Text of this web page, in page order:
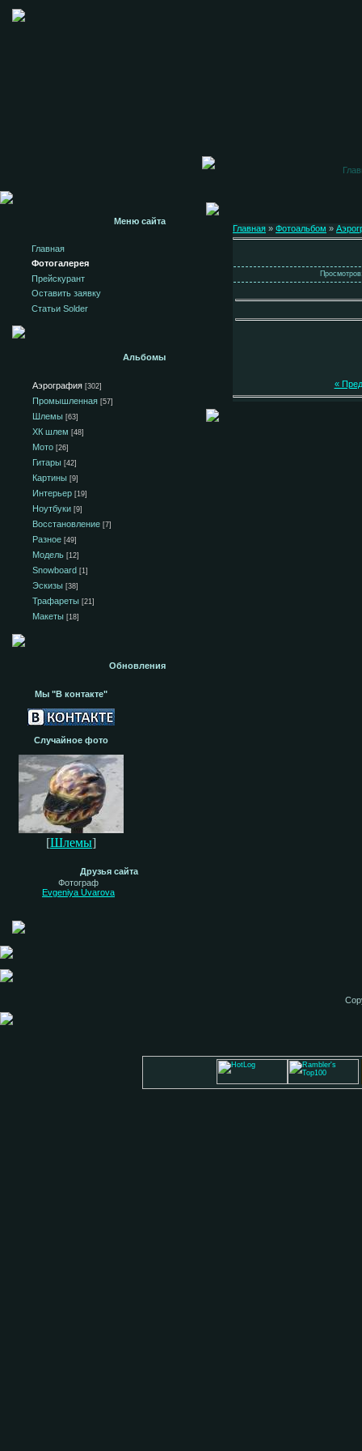
Меню сайта
Главная
Фотогалерея
Прейскурант
Оставить заявку
Статьи Solder
Альбомы
Аэрография [302]
Промышленная [57]
Шлемы [63]
ХК шлем [48]
Мото [26]
Гитары [42]
Картины [9]
Интерьер [19]
Ноутбуки [9]
Восстановление [7]
Разное [49]
Модель [12]
Snowboard [1]
Эскизы [38]
Трафареты [21]
Макеты [18]
Обновления
Мы "В контакте"
Случайное фото
[Шлемы]
Друзья сайта
Фотограф
Evgeniya Uvarova
Главная » Фотоальбом »
«